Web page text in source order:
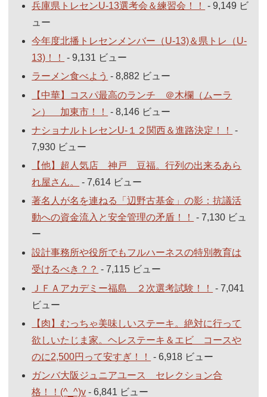
兵庫県トレセンU-13選考会＆練習会！！
- 9,149 ビ
ュー
今年度北播トレセンメンバー（U-13)＆県トレ（U-
13)！！
- 9,131 ビュー
ラーメン食べよう - 8,882 ビュー
【中華】コスパ最高のランチ ＠木欄（ムーラ
ン） 加東市！！
- 8,146 ビュー
ナショナルトレセンU-１２関西＆進路決定！！
-
7,930 ビュー
【他】超人気店 神戸 豆福。行列の出来るあら
れ屋さん。
- 7,614 ビュー
著名人が名を連ねる「辺野古基金」の影：抗議活
動への資金流入と安全管理の矛盾！！
- 7,130 ビュ
ー
設計事務所や役所でもフルハーネスの特別教育は
受けるべき？？ - 7,115 ビュー
ＪＦＡアカデミー福島 ２次選考試験！！
- 7,041
ビュー
【肉】むっちゃ美味しいステーキ。絶対に行って
欲しいたじま家。ヘレステーキ＆エビ コースや
のに2,500円って安すぎ！！
- 6,918 ビュー
ガンバ大阪ジュニアユース セレクション合
格！！(^_^)v - 6,841 ビュー